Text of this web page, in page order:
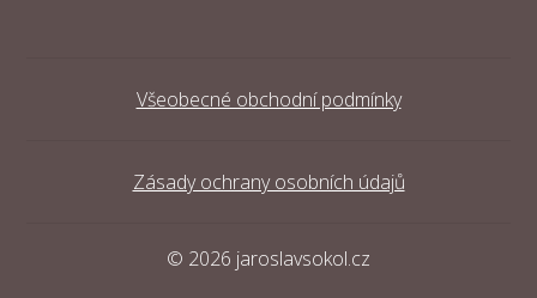
Všeobecné obchodní podmínky
Zásady ochrany osobních údajů
© 2026 jaroslavsokol.cz